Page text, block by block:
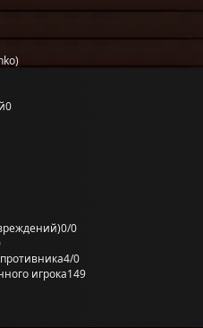
0
0/0
4/0
игрока149